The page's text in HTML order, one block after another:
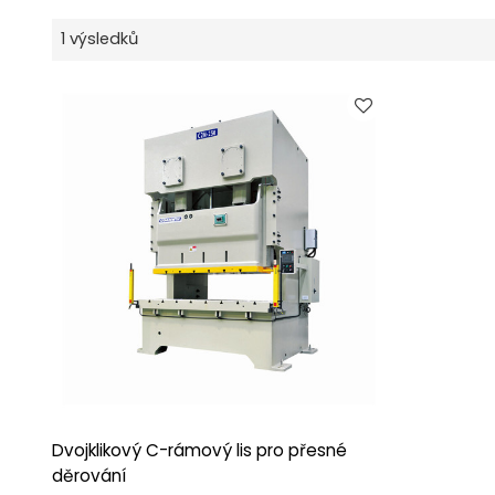
1 výsledků
Dvojklikový C-rámový lis pro přesné
děrování